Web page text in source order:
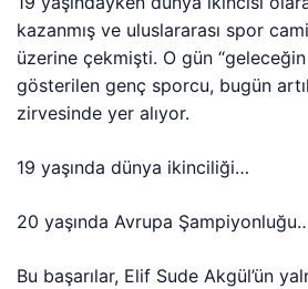
kazanmış ve uluslararası spor
üzerine çekmişti. O gün
gösterilen genç sporcu, bugün
zirvesinde yer alıyor.
19 yaşında dünya ikinciliği…
20 yaşında Avrupa
Bu başarılar, Elif Sude Akgül’ün